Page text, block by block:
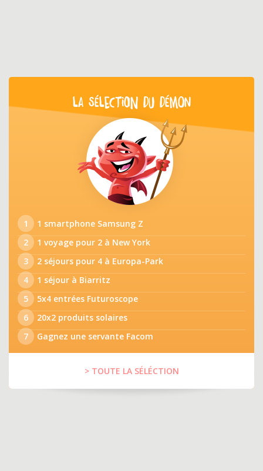
LA SÉLECTION DU DÉMON
1
1 smartphone Samsung Z
2
1 voyage pour 2 à New York
3
2 séjours pour 4 à Europa-Park
4
1 séjour à Biarritz
5
5x4 entrées Futuroscope
6
20x2 produits solaires
7
Gagnez une servante Facom
> TOUTE LA SÉLÉCTION